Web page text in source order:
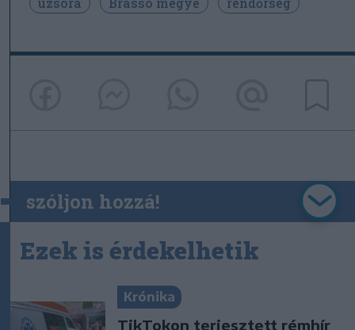
szóljon hozzá!
Ezek is érdekelhetik
Krónika
TikTokon terjesztett rémhír